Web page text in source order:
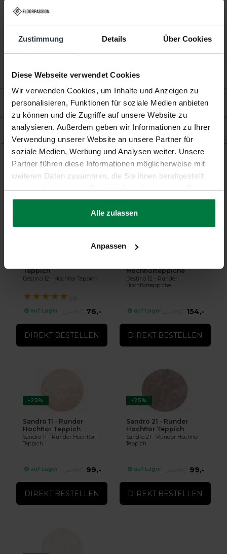
Zustimmung Details Über Cookies
Diese Webseite verwendet Cookies
Wir verwenden Cookies, um Inhalte und Anzeigen zu
personalisieren, Funktionen für soziale Medien anbieten
zu können und die Zugriffe auf unsere Website zu
analysieren. Außerdem geben wir Informationen zu Ihrer
Verwendung unserer Website an unsere Partner für
soziale Medien, Werbung und Analysen weiter. Unsere
Partner führen diese Informationen möglicherweise mit
weiteren Daten zusammen, die Sie ihnen bereitgestellt
gesammelt haben.
Alle zulassen
Anpassen
Bewertungen
Produkt
Fußbodenheizung: Geeignet
Ergänzende Produkte
Teppich
Destino 12 - Hochflor Teppich
★★★★★ (3)
auf Lager 76,-
DIREKT BESTELLEN
Hochflorteppiche
Destino 12 - Runder
Hochflorteppiche
auf Lager 154,-
DIREKT BESTELLEN
-25%
Sandro 11 - Runder
Hochflor Teppich
Sandro 11 - Runder Hochflor
Teppich
auf Lager 99,-
DIREKT BESTELLEN
-25%
Sandro 21 - Runder
Hochflor Teppich
Sandro 21 - Runder Hochflor
Teppich
auf Lager 99,-
DIREKT BESTELLEN